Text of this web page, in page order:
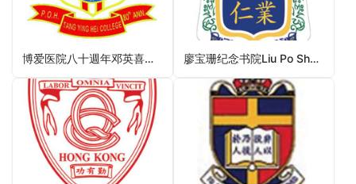
博爱医院八十週年邓英喜中学POH 80th Anniversary Tang Ying Hei College（西贡区中学） 廖宝珊纪念书院Liu Po Shan Memorial College（荃湾区中学）